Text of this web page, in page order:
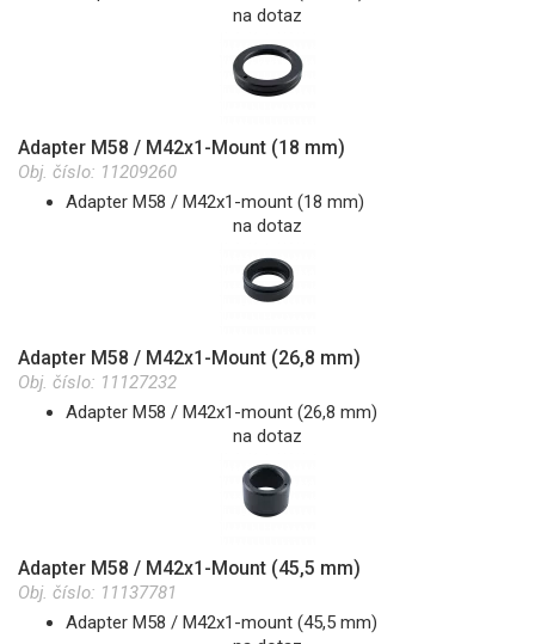
na dotaz
Adapter M58 / M42x1-Mount (18 mm)
Obj. číslo: 11209260
Adapter M58 / M42x1-mount (18 mm)
na dotaz
Adapter M58 / M42x1-Mount (26,8 mm)
Obj. číslo: 11127232
Adapter M58 / M42x1-mount (26,8 mm)
na dotaz
Adapter M58 / M42x1-Mount (45,5 mm)
Obj. číslo: 11137781
Adapter M58 / M42x1-mount (45,5 mm)